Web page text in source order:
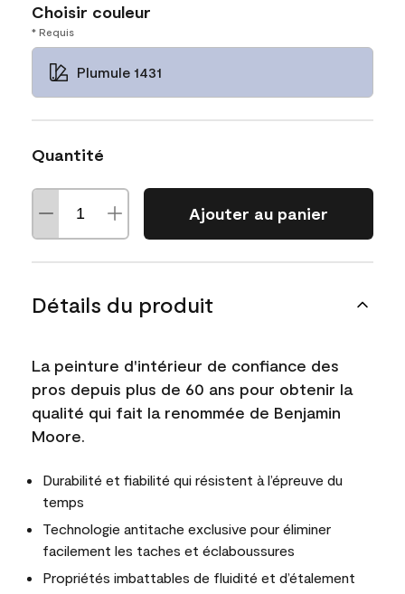
Choisir couleur
* Requis
Plumule 1431
Quantité
Ajouter au panier
Détails du produit
La peinture d'intérieur de confiance des
pros depuis plus de 60 ans pour obtenir la
qualité qui fait la renommée de Benjamin
Moore.
Durabilité et fiabilité qui résistent à l’épreuve du
temps
Technologie antitache exclusive pour éliminer
facilement les taches et éclaboussures
Propriétés imbattables de fluidité et d’étalement